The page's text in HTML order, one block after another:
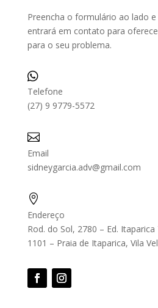
Preencha o formulário ao lado e
entrará em contato para
para o seu problema.

Telefone
(27) 9 9779-5572

Email
sidneygarcia.adv@gmail.com

Endereço
Rod. do Sol, 2780 – Ed.
1101 – Praia de Itaparica, Vila